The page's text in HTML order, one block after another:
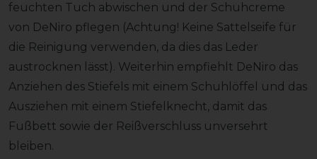
feuchten Tuch abwischen und der Schuhcreme
von DeNiro pflegen (Achtung! Keine Sattelseife für
die Reinigung verwenden, da dies das Leder
austrocknen lässt). Weiterhin empfiehlt DeNiro das
Anziehen des Stiefels mit einem Schuhlöffel und das
Ausziehen mit einem Stiefelknecht, damit das
Fußbett sowie der Reißverschluss unversehrt
bleiben.